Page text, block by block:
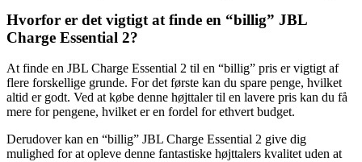
Hvorfor er det vigtigt at finde en “billig” JBL
Charge Essential 2?
At finde en JBL Charge Essential 2 til en “billig” pris er vigtigt af
flere forskellige grunde. For det første kan du spare penge, hvilket
altid er godt. Ved at købe denne højttaler til en lavere pris kan du få
mere for pengene, hvilket er en fordel for ethvert budget.
Derudover kan en “billig” JBL Charge Essential 2 give dig
mulighed for at opleve denne fantastiske højttalers kvalitet uden at